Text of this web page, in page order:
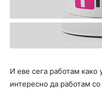
И еве сега работам како
интересно да работам